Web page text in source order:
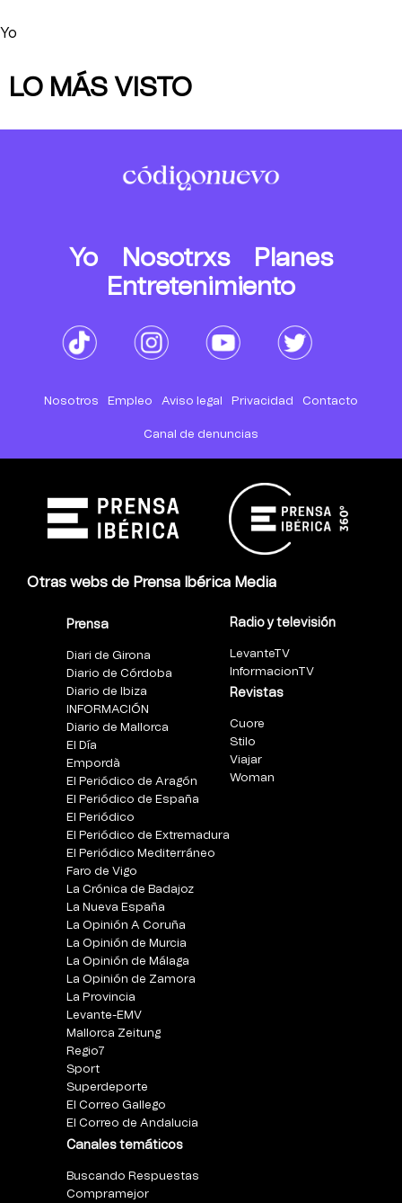
Yo
LO MÁS VISTO
Yo Nosotrxs
Planes
Entretenimiento
Nosotros Empleo Aviso legal Privacidad Contacto
Canal de denuncias
Otras webs de Prensa Ibérica Media
Prensa
Diari de Girona
Diario de Córdoba
Diario de Ibiza
INFORMACIÓN
Diario de Mallorca
El Día
Empordà
El Periódico de Aragón
El Periódico de España
El Periódico
El Periódico de Extremadura
El Periódico Mediterráneo
Faro de Vigo
La Crónica de Badajoz
La Nueva España
La Opinión A Coruña
La Opinión de Murcia
La Opinión de Málaga
La Opinión de Zamora
La Provincia
Levante-EMV
Mallorca Zeitung
Regio7
Sport
Superdeporte
El Correo Gallego
El Correo de Andalucia
Canales temáticos
Buscando Respuestas
Compramejor
Radio y televisión
LevanteTV
InformacionTV
Revistas
Cuore
Stilo
Viajar
Woman